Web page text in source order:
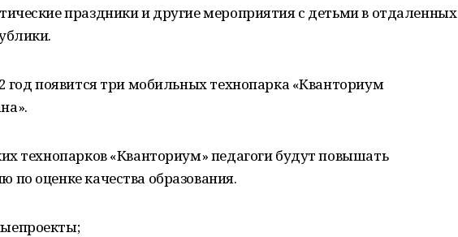
праздники и другие мероприятия с детьми в отдаленных
год появится три мобильных технопарка «Кванториум
технопарков «Кванториум» педагоги будут повышать
по оценке качества образования.